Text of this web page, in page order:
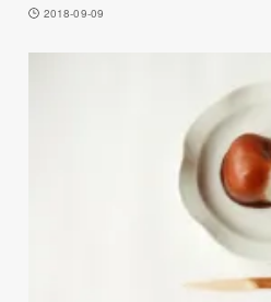
2018-09-09